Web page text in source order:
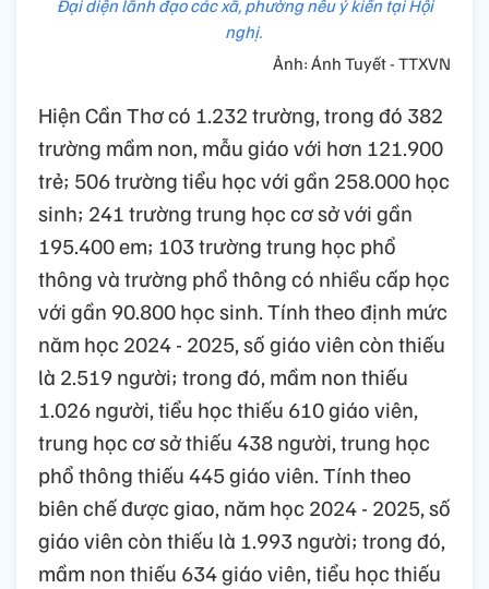
Đại diện lãnh đạo các xã, phường nêu ý kiến tại Hội
nghị.
Ảnh: Ánh Tuyết - TTXVN
Hiện Cần Thơ có 1.232 trường, trong đó 382
trường mầm non, mẫu giáo với hơn 121.900
trẻ; 506 trường tiểu học với gần 258.000 học
sinh; 241 trường trung học cơ sở với gần
195.400 em; 103 trường trung học phổ
thông và trường phổ thông có nhiều cấp học
với gần 90.800 học sinh. Tính theo định mức
năm học 2024 - 2025, số giáo viên còn thiếu
là 2.519 người; trong đó, mầm non thiếu
1.026 người, tiểu học thiếu 610 giáo viên,
trung học cơ sở thiếu 438 người, trung học
phổ thông thiếu 445 giáo viên. Tính theo
biên chế được giao, năm học 2024 - 2025, số
giáo viên còn thiếu là 1.993 người; trong đó,
mầm non thiếu 634 giáo viên, tiểu học thiếu